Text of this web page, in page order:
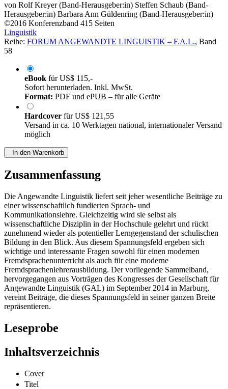
von Rolf Kreyer (Band-Herausgeber:in) Steffen Schaub (Band-
Herausgeber:in) Barbara Ann Güldenring (Band-Herausgeber:in)
©2016 Konferenzband 415 Seiten
Linguistik
Reihe: FORUM ANGEWANDTE LINGUISTIK – F.A.L., Band
58
eBook fürUS$ 115,-
Sofort herunterladen. Inkl. MwSt.
Format: PDF und ePUB – für alle Geräte
Hardcover fürUS$ 121,55
Versand in ca. 10 Werktagen national, internationaler Versand
möglich
In den Warenkorb
Zusammenfassung
Die Angewandte Linguistik liefert seit jeher wesentliche Beiträge zu
einer wissenschaftlich fundierten Sprach- und
Kommunikationslehre. Gleichzeitig wird sie selbst als
wissenschaftliche Disziplin in der Hochschule gelehrt und rückt
zunehmend wieder als potentieller Lerngegenstand der schulischen
Bildung in den Blick. Aus diesem Spannungsfeld ergeben sich
wichtige und interessante Fragen sowohl für einen modernen
Fremdsprachenunterricht als auch für eine moderne
Fremdsprachenlehrerausbildung. Der vorliegende Sammelband,
hervorgegangen aus Vorträgen des Kongresses der Gesellschaft für
Angewandte Linguistik (GAL) im September 2014 in Marburg,
vereint Beiträge, die dieses Spannungsfeld in seiner ganzen Breite
repräsentieren.
Leseprobe
Inhaltsverzeichnis
Cover
Titel